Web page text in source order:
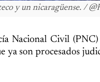
y un nicaragüense. /
Nacional Civil
ya son procesados